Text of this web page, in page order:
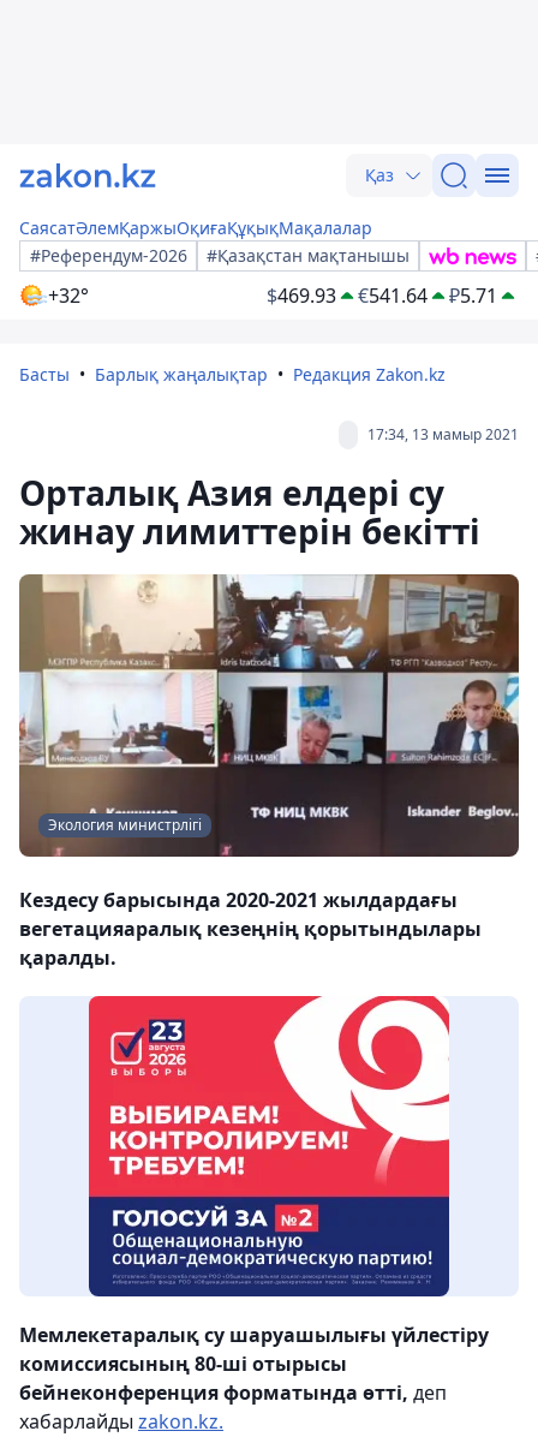
Қаз
СаясатӘлемҚаржыОқиғаҚұқықМақалалар
#Референдум-2026
#Қазақстан мақтанышы
+32° $469.93 €541.64 ₽5.71
Басты Барлық жаңалықтар Редакция Zakon.kz
17:34, 13 мамыр 2021
Орталық Азия елдері су
жинау лимиттерін бекітті
Экология министрлігі
Кездесу барысында 2020-2021 жылдардағы
вегетацияаралық кезеңнің қорытындылары
қаралды.
Мемлекетаралық су шаруашылығы үйлестіру
комиссиясының 80-ші отырысы
бейнеконференция форматында өтті, деп
хабарлайды zakon.kz.